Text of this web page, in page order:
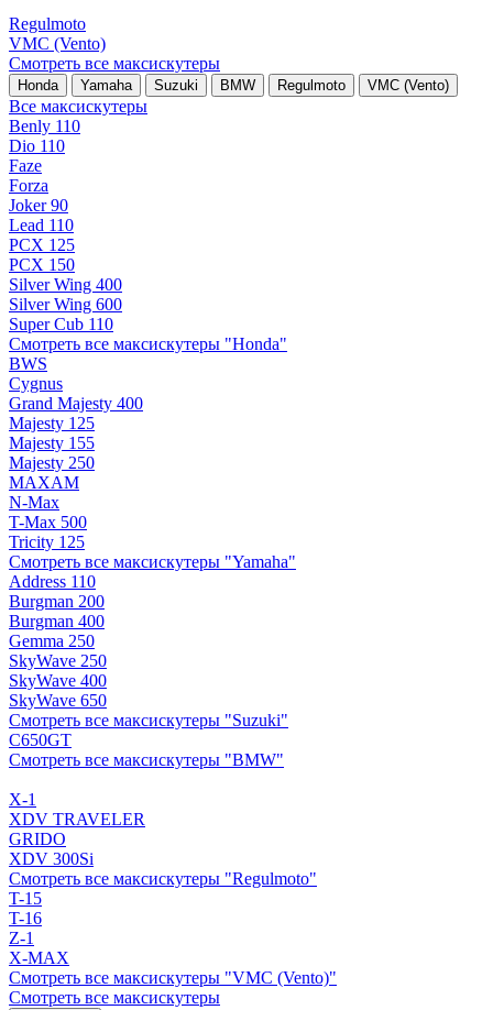
Regulmoto
VMC (Vento)
Смотреть все максискутеры
Honda Yamaha Suzuki BMW Regulmoto VMC (Vento)
Все максискутеры
Benly 110
Dio 110
Faze
Forza
Joker 90
Lead 110
PCX 125
PCX 150
Silver Wing 400
Silver Wing 600
Super Cub 110
Смотреть все максискутеры "Honda"
BWS
Cygnus
Grand Majesty 400
Majesty 125
Majesty 155
Majesty 250
MAXAM
N-Max
T-Max 500
Tricity 125
Смотреть все максискутеры "Yamaha"
Address 110
Burgman 200
Burgman 400
Gemma 250
SkyWave 250
SkyWave 400
SkyWave 650
Смотреть все максискутеры "Suzuki"
C650GT
Смотреть все максискутеры "BMW"
X-1
XDV TRAVELER
GRIDO
XDV 300Si
Смотреть все максискутеры "Regulmoto"
T-15
T-16
Z-1
X-MAX
Смотреть все максискутеры "VMC (Vento)"
Смотреть все максискутеры